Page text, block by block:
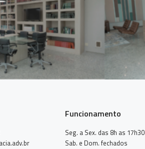
Funcionamento
Seg. a Sex. das 8h as 17h30
Sab. e Dom. fechados